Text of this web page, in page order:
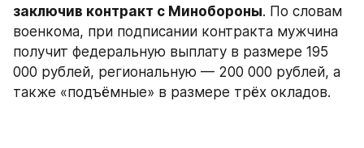
заключив контракт с Минобороны. По словам
военкома, при подписании контракта мужчина
получит федеральную выплату в размере 195
000 рублей, региональную — 200 000 рублей, а
также «подъёмные» в размере трёх окладов.